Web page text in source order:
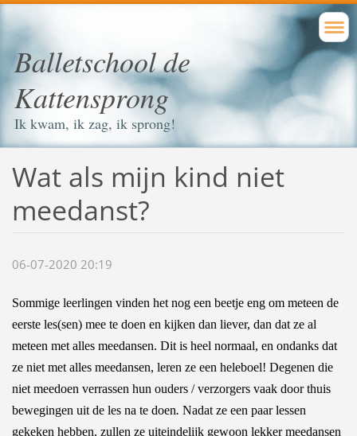
Balletschool de
Kattensprong
Ik kwam, ik zag, ik sprong!
Wat als mijn kind niet
meedanst?
06-07-2020 20:19
Sommige leerlingen vinden het nog een beetje eng om meteen de
eerste les(sen) mee te doen en kijken dan liever, dan dat ze al
meteen met alles meedansen. Dit is heel normaal, en ondanks dat
ze niet met alles meedansen, leren ze een heleboel! Degenen die
niet meedoen verrassen hun ouders / verzorgers vaak door thuis
bewegingen uit de les na te doen. Nadat ze een paar lessen
gekeken hebben, zullen ze uiteindelijk gewoon lekker meedansen